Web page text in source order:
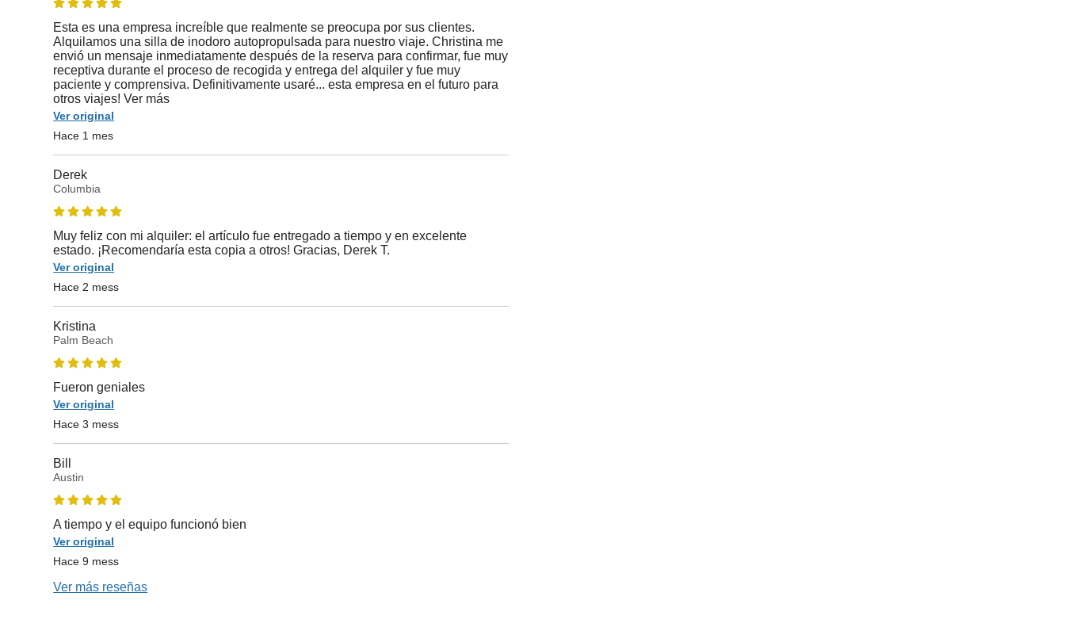
Esta es una empresa increíble que realmente se preocupa por sus clientes.
Alquilamos una silla de inodoro autopropulsada para nuestro viaje. Christina me
envió un mensaje inmediatamente después de la reserva para confirmar, fue muy
receptiva durante el proceso de recogida y entrega del alquiler y fue muy
paciente y comprensiva. Definitivamente usaré... esta empresa en el futuro para
otros viajes! Ver más
Ver original
Hace 1 mes
Derek
Columbia
Muy feliz con mi alquiler: el artículo fue entregado a tiempo y en excelente
estado. ¡Recomendaría esta copia a otros! Gracias, Derek T.
Ver original
Hace 2 mess
Kristina
Palm Beach
Fueron geniales
Ver original
Hace 3 mess
Bill
Austin
A tiempo y el equipo funcionó bien
Ver original
Hace 9 mess
Ver más reseñas